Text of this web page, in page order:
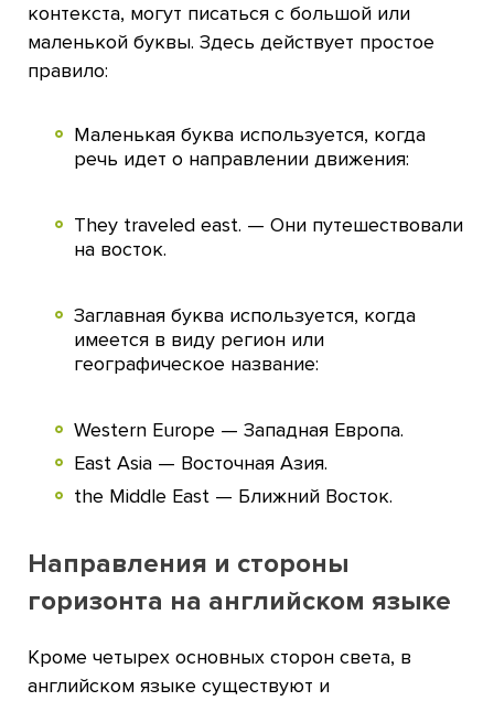
контекста, могут писаться с большой или
маленькой буквы. Здесь действует простое
правило:
Маленькая буква используется, когда
речь идет о направлении движения:
They traveled east. — Они путешествовали
на восток.
Заглавная буква используется, когда
имеется в виду регион или
географическое название:
Western Europe — Западная Европа.
East Asia — Восточная Азия.
the Middle East — Ближний Восток.
Направления и стороны
горизонта на английском языке
Кроме четырех основных сторон света, в
английском языке существуют и